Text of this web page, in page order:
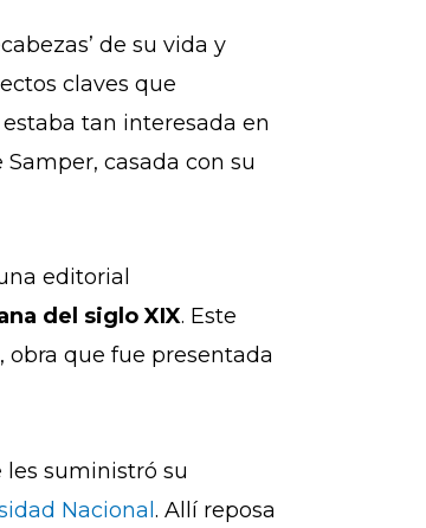
de su vida y
claves que
tan interesada en
casada con su
editorial
del siglo XIX. Este
, obra que fue presentada
suministró su
Nacional. Allí reposa